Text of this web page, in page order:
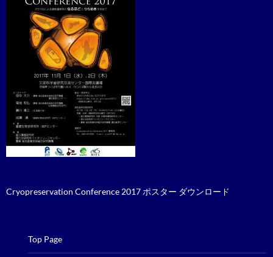
Cryopreservation Conference 2017 ポスター ダウンロード
Top Page